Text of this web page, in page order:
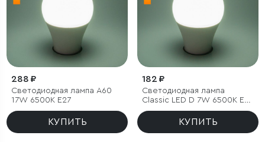
288 ₽
Светодиодная лампа А60
17W 6500K E27
КУПИТЬ
182 ₽
Светодиодная лампа
Classic LED D 7W 6500K E27
А60
КУПИТЬ